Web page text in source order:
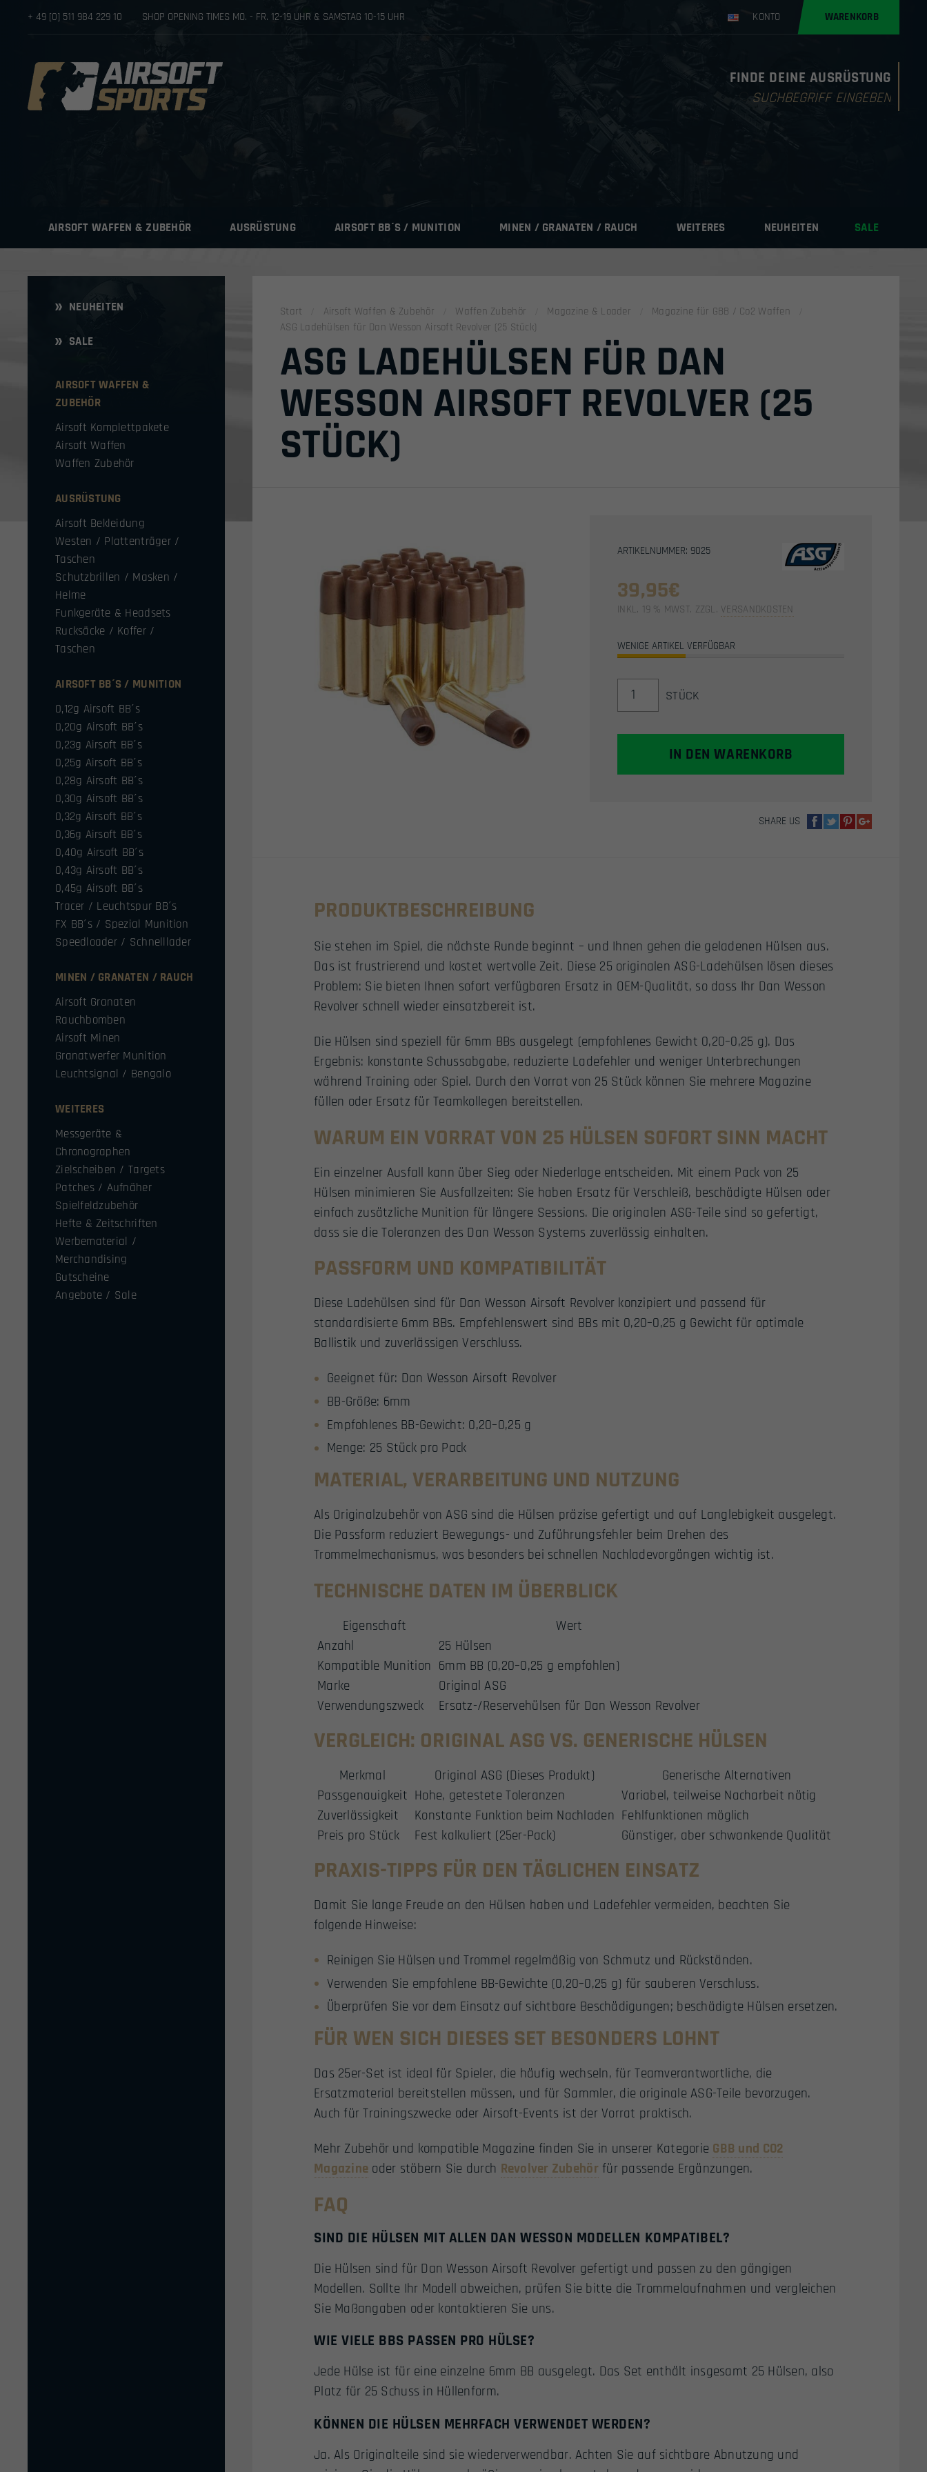
+ 49 [0] 511 984 229 10 SHOP OPENING TIMES MO. - FR. 12-19 UHR & SAMSTAG 10-15 UHR KONTO WARENKORB
FINDE DEINE AUSRÜSTUNG
Products
AIRSOFT WAFFEN & ZUBEHÖR AUSRÜSTUNG AIRSOFT BB´S / MUNITION MINEN / GRANATEN / RAUCH WEITERES NEUHEITEN SALE
NEUHEITEN
SALE
AIRSOFT WAFFEN &
ZUBEHÖR
Airsoft Komplettpakete
Airsoft Waffen
Waffen Zubehör
AUSRÜSTUNG
Airsoft Bekleidung
Westen / Plattenträger /
Taschen
Schutzbrillen / Masken /
Helme
Funkgeräte & Headsets
Rucksäcke / Koffer /
Taschen
AIRSOFT BB´S / MUNITION
0,12g Airsoft BB´s
0,20g Airsoft BB´s
0,23g Airsoft BB´s
0,25g Airsoft BB´s
0,28g Airsoft BB´s
0,30g Airsoft BB´s
0,32g Airsoft BB´s
0,36g Airsoft BB´s
0,40g Airsoft BB´s
0,43g Airsoft BB´s
0,45g Airsoft BB´s
Tracer / Leuchtspur BB´s
FX BB´s / Spezial Munition
Speedloader / Schnelllader
MINEN / GRANATEN / RAUCH
Airsoft Granaten
Rauchbomben
Airsoft Minen
Granatwerfer Munition
Leuchtsignal / Bengalo
WEITERES
Messgeräte &
Chronographen
Zielscheiben / Targets
Patches / Aufnäher
Spielfeldzubehör
Hefte & Zeitschriften
Werbematerial /
Merchandising
Gutscheine
Angebote / Sale
Start Airsoft Waffen & Zubehör Waffen Zubehör Magazine & Loader
Magazine für GBB / Co2 Waffen
ASG Ladehülsen für Dan Wesson Airsoft Revolver (25 Stück)
ASG LADEHÜLSEN FÜR DAN
WESSON AIRSOFT REVOLVER (25
STÜCK)
ARTIKELNUMMER: 9025
39,95€
INKL. 19 % MWST. ZZGL. VERSANDKOSTEN
WENIGE ARTIKEL VERFÜGBAR
LADEHÜLSEN
DAN
STÜCK
IN DEN WARENKORB
SHARE US
PRODUKTBESCHREIBUNG
Sie stehen im Spiel, die nächste Runde beginnt – und Ihnen gehen die geladenen Hülsen aus.
Das ist frustrierend und kostet wertvolle Zeit. Diese 25 originalen ASG-Ladehülsen lösen dieses
Problem: Sie bieten Ihnen sofort verfügbaren Ersatz in OEM-Qualität, so dass Ihr Dan Wesson
Revolver schnell wieder einsatzbereit ist.
Die Hülsen sind speziell für 6mm BBs ausgelegt (empfohlenes Gewicht 0,20–0,25 g). Das
Ergebnis: konstante Schussabgabe, reduzierte Ladefehler und weniger Unterbrechungen
während Training oder Spiel. Durch den Vorrat von 25 Stück können Sie mehrere Magazine
füllen oder Ersatz für Teamkollegen bereitstellen.
WARUM EIN VORRAT VON 25 HÜLSEN SOFORT SINN MACHT
Ein einzelner Ausfall kann über Sieg oder Niederlage entscheiden. Mit einem Pack von 25
Hülsen minimieren Sie Ausfallzeiten: Sie haben Ersatz für Verschleiß, beschädigte Hülsen oder
einfach zusätzliche Munition für längere Sessions. Die originalen ASG-Teile sind so gefertigt,
dass sie die Toleranzen des Dan Wesson Systems zuverlässig einhalten.
PASSFORM UND KOMPATIBILITÄT
Diese Ladehülsen sind für Dan Wesson Airsoft Revolver konzipiert und passend für
standardisierte 6mm BBs. Empfehlenswert sind BBs mit 0,20–0,25 g Gewicht für optimale
Ballistik und zuverlässigen Verschluss.
Geeignet für: Dan Wesson Airsoft Revolver
BB-Größe: 6mm
Empfohlenes BB-Gewicht: 0,20–0,25 g
Menge: 25 Stück pro Pack
MATERIAL, VERARBEITUNG UND NUTZUNG
Als Originalzubehör von ASG sind die Hülsen präzise gefertigt und auf Langlebigkeit ausgelegt.
Die Passform reduziert Bewegungs- und Zuführungsfehler beim Drehen des
Trommelmechanismus, was besonders bei schnellen Nachladevorgängen wichtig ist.
TECHNISCHE DATEN IM ÜBERBLICK
Eigenschaft
Wert
Anzahl
25 Hülsen
Kompatible Munition 6mm BB (0,20–0,25 g empfohlen)
Marke
Original ASG
Verwendungszweck
Ersatz-/Reservehülsen für Dan Wesson Revolver
VERGLEICH: ORIGINAL ASG VS. GENERISCHE HÜLSEN
Merkmal Original ASG (Dieses Produkt)
Generische Alternativen
Passgenauigkeit Hohe, getestete Toleranzen
Variabel, teilweise Nacharbeit nötig
Zuverlässigkeit
Konstante Funktion beim Nachladen Fehlfunktionen möglich
Preis pro Stück
Fest kalkuliert (25er-Pack) Günstiger, aber schwankende Qualität
PRAXIS-TIPPS FÜR DEN TÄGLICHEN EINSATZ
Damit Sie lange Freude an den Hülsen haben und Ladefehler vermeiden, beachten Sie
folgende Hinweise:
Reinigen Sie Hülsen und Trommel regelmäßig von Schmutz und Rückständen.
Verwenden Sie empfohlene BB-Gewichte (0,20–0,25 g) für sauberen Verschluss.
Überprüfen Sie vor dem Einsatz auf sichtbare Beschädigungen; beschädigte Hülsen ersetzen.
FÜR WEN SICH DIESES SET BESONDERS LOHNT
Das 25er-Set ist ideal für Spieler, die häufig wechseln, für Teamverantwortliche, die
Ersatzmaterial bereitstellen müssen, und für Sammler, die originale ASG-Teile bevorzugen.
Auch für Trainingszwecke oder Airsoft-Events ist der Vorrat praktisch.
Mehr Zubehör und kompatible Magazine finden Sie in unserer Kategorie GBB und CO2
Magazine oder stöbern Sie durch Revolver Zubehör für passende Ergänzungen.
FAQ
SIND DIE HÜLSEN MIT ALLEN DAN WESSON MODELLEN KOMPATIBEL?
Die Hülsen sind für Dan Wesson Airsoft Revolver gefertigt und passen zu den gängigen
Modellen. Sollte Ihr Modell abweichen, prüfen Sie bitte die Trommelaufnahmen und vergleichen
Sie Maßangaben oder kontaktieren Sie uns.
WIE VIELE BBS PASSEN PRO HÜLSE?
Jede Hülse ist für eine einzelne 6mm BB ausgelegt. Das Set enthält insgesamt 25 Hülsen, also
Platz für 25 Schuss in Hüllenform.
KÖNNEN DIE HÜLSEN MEHRFACH VERWENDET WERDEN?
Ja. Als Originalteile sind sie wiederverwendbar. Achten Sie auf sichtbare Abnutzung und